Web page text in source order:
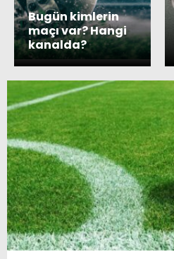
Bugün kimlerin
maçı var? Hangi
kanalda?